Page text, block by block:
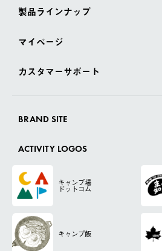
製品ラインナップ
マイページ
カスタマーサポート
BRAND SITE
ACTIVITY LOGOS
キャンプ場
ドットコム
キャンプ飯